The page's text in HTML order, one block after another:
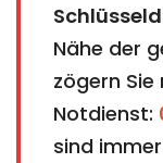
Nähe der
zögern
Notdienst:
sind